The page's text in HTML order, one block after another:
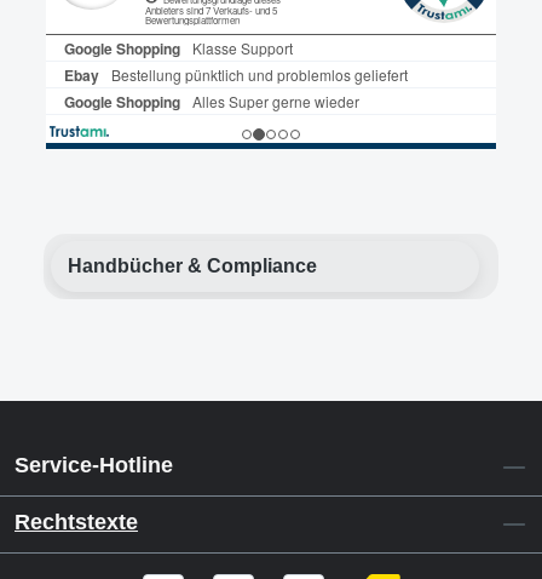
Handbücher & Compliance
Service-Hotline
Rechtstexte